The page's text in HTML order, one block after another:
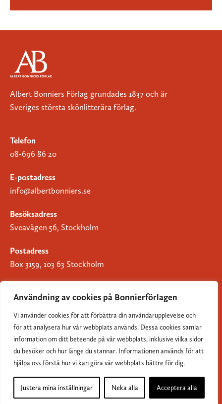
Användning av cookies på Bonnierförlagen
Vi använder cookies för att förbättra din användarupplevelse och
för att analysera hur vår webbplats används. Dessa cookies samlar
information om ditt beteende på vår webbplats, inklusive vilka sidor
du besöker och hur länge du stannar. Informationen används för att
hjälpa oss förstå hur vi kan göra vår webbplats bättre för dig.
Justera mina inställningar Neka alla Acceptera alla
Albert Bonniers Förlag grundades 1837 och är
Sveriges största skönlitterära förlag.
Telefon
08-696 86 20
E-postadress
info@albertbonniers.se
Besöksadress
Sveavägen 56, Stockholm
Postadress
Box 3159, 103 63 Stockholm
Om Bonnierförlagen
Cookies
Integritetspolicy